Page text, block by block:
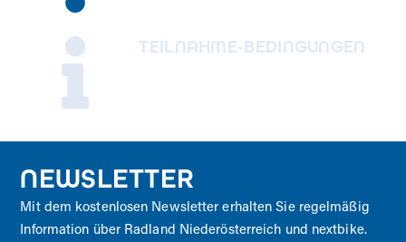
TEILNAHME-BEDINGUNGEN
NEWSLETTER
Mit dem kostenlosen Newsletter erhalten Sie regelmäßig
Information über Radland Niederösterreich und nextbike.